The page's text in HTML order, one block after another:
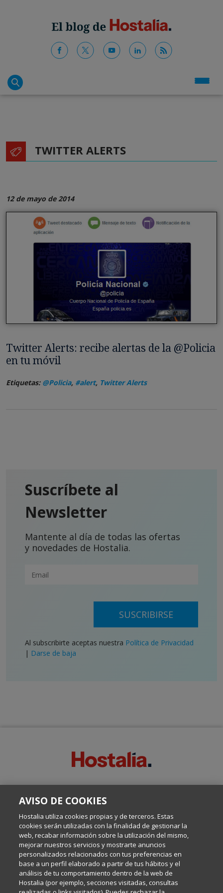
TWITTER ALERTS
12 de mayo de 2014
Twitter Alerts: recibe alertas de la @Policia
en tu móvil
Etiquetas: @Policia, #alert, Twitter Alerts
Suscríbete al
Newsletter
Mantente al día de todas las ofertas
y novedades de Hostalia.
SUSCRIBIRSE
Al subscribirte aceptas nuestra Política de Privacidad
| Darse de baja
Escrito por el equipo de Comunicación de Hostalia, dirigido por
Internet y Tecnología.
Política de privacidad
Política de cookies
AVISO DE COOKIES
Hostalia utiliza cookies propias y de terceros. Estas
cookies serán utilizadas con la finalidad de gestionar la
web, recabar información sobre la utilización del mismo,
mejorar nuestros servicios y mostrarte anuncios
personalizados relacionados con tus preferencias en
base a un perfil elaborado a partir de tus hábitos y el
análisis de tu comportamiento dentro de la web de
Hostalia (por ejemplo, secciones visitadas, consultas